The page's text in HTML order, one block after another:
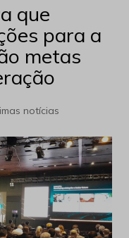
que
para a
metas
notícias